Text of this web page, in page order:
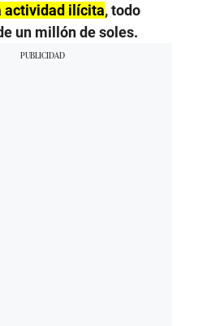
actividad ilícita, todo
un millón de soles.